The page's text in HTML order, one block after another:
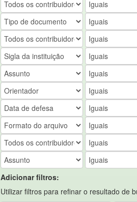
Adicionar filtros:
Utilizar filtros para refinar o resultado de